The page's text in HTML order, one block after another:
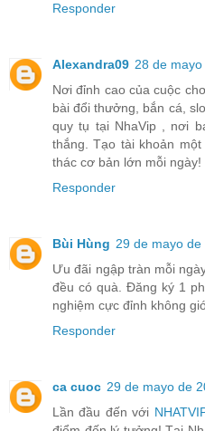
Responder
Alexandra09 28 de
Nơi đỉnh cao của cuộc
bài đổi thưởng, bắn cá,
quy tụ tại NhaVip , nơi
thắng. Tạo tài khoản
thác cơ bản lớn mỗi ngày!
Responder
Bùi Hùng 29 de mayo de
Ưu đãi ngập tràn mỗi
đều có quà. Đăng ký 1
nghiệm cực đỉnh không
Responder
ca cuoc 29 de mayo de
Lần đầu đến với